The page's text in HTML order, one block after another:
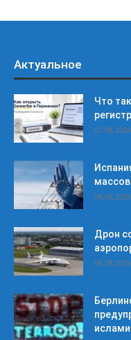
Актуальное
Что
07.08.2026
06.08.2026
Дрон
06.08.2026